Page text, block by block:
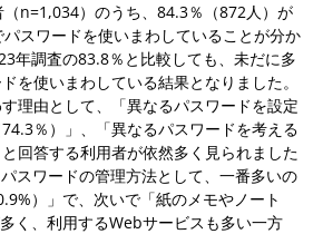
n=1,034）のうち、84.3％（872人）が
スワードを使いまわしていることが分か
年調査の83.8％と比較しても、未だに多
を使いまわしている結果となりました。
理由として、「異なるパスワードを設定
％）」、「異なるパスワードを考える
回答する利用者が依然多く見られました
スワードの管理方法として、一番多いの
）」で、次いで「紙のメモやノート
く、利用するWebサービスも多い一方